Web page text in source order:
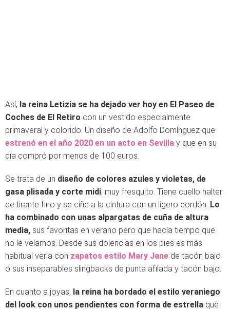
Así, la reina Letizia se ha dejado ver hoy en El Paseo de
Coches de El Retiro con un vestido especialmente
primaveral y colorido. Un diseño de Adolfo Domínguez que
estrenó en el año 2020 en un acto en Sevilla y que en su
día compró por menos de 100 euros.
Se trata de un diseño de colores azules y violetas, de
gasa plisada y corte midi, muy fresquito. Tiene cuello halter
de tirante fino y se ciñe a la cintura con un ligero cordón. Lo
ha combinado con unas alpargatas de cuña de altura
media, sus favoritas en verano pero que hacía tiempo que
no le veíamos. Desde sus dolencias en los pies es más
habitual verla con zapatos estilo Mary Jane de tacón bajo
o sus inseparables slingbacks de punta afilada y tacón bajo.
En cuanto a joyas, la reina ha bordado el estilo veraniego
del look con unos pendientes con forma de estrella que